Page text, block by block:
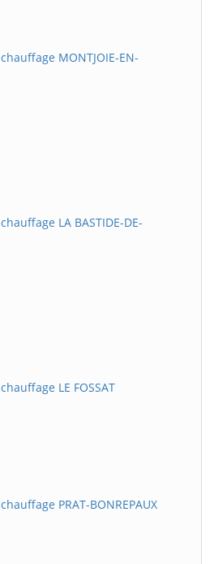
MONTJOIE-EN-
LA BASTIDE-DE-
LE FOSSAT
PRAT-BONREPAUX